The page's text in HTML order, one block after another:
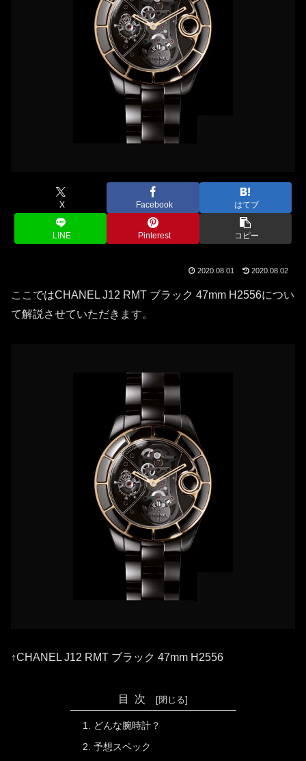
X Facebook はてブ
LINE Pinterest コピー
2020.08.01 2020.08.02
ここではCHANEL J12 RMT ブラック 47mm H2556につい
て解説させていただきます。
↑CHANEL J12 RMT ブラック 47mm H2556
目次
どんな腕時計？
予想スペック